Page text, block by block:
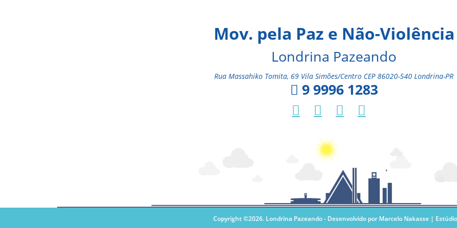
Mov. pela Paz e Não-Violência
Londrina Pazeando
Rua Massahiko Tomita, 69 Vila Simões/Centro CEP 86020-540 Londrina-PR
9 9996 1283
Copyright ©2026. Londrina Pazeando - Desenvolvido por Marcelo Nakasse |